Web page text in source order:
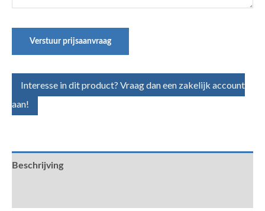
Verstuur prijsaanvraag
Interesse in dit product? Vraag dan een zakelijk account
aan!
Beschrijving